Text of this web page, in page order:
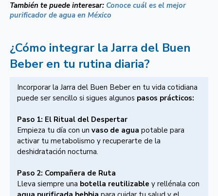
También te puede interesar: Conoce cuál es el mejor
purificador de agua en México
¿Cómo integrar la Jarra del Buen
Beber en tu rutina diaria?
Incorporar la Jarra del Buen Beber en tu vida cotidiana
puede ser sencillo si sigues algunos pasos prácticos:
Paso 1: El Ritual del Despertar
Empieza tu día con un vaso de agua potable para
activar tu metabolismo y recuperarte de la
deshidratación nocturna.
Paso 2: Compañera de Ruta
Lleva siempre una botella reutilizable y rellénala con